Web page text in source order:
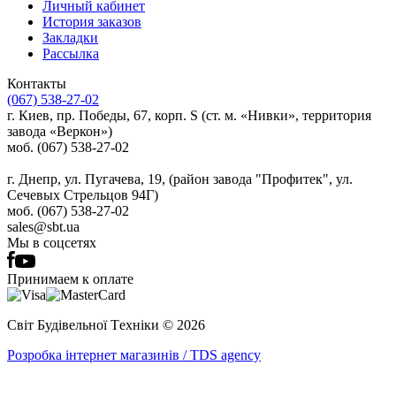
Личный кабинет
История заказов
Закладки
Рассылка
Контакты
(067) 538-27-02
г. Киев, пр. Победы, 67, корп. S (ст. м. «Нивки», территория
завода «Веркон»)
моб. (067) 538-27-02
г. Днепр, ул. Пугачева, 19, (район завода "Профитек", ул.
Сечевых Стрельцов 94Г)
моб. (067) 538-27-02
sales@sbt.ua
Мы в соцсетях
Принимаем к оплате
Світ Будівельної Tехніки © 2026
Розробка інтернет магазинів / TDS agency